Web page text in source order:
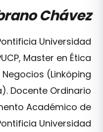
Chávez
Universidad
Master en Ética
(Linköping
Docente Ordinario
Académico de
Universidad